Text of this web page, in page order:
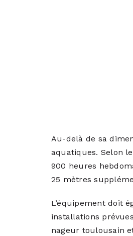
Au-delà de sa
aquatiques. Selon
900 heures
25 mètres
L’équipement doit
installations
nageur toulousain